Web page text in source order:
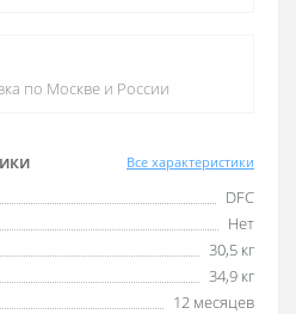
Все характеристики
DFC
Нет
30,5 кг
34,9 кг
12 месяцев
по Москве и России